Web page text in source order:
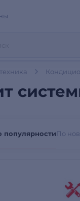
популярностиПо